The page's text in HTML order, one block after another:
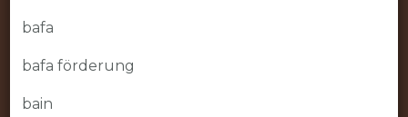
bafa
bafa förderung
bain